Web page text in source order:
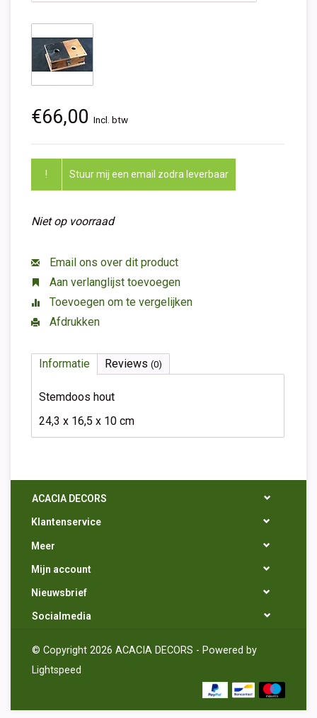
€66,00 Incl. btw
! Stuur mij een email zodra leverbaar
Niet op voorraad
Email ons over dit product
Aan verlanglijst toevoegen
Toevoegen om te vergelijken
Afdrukken
Informatie Reviews (0)
Stemdoos hout
24,3 x 16,5 x 10 cm
ACACIA DECORS
Klantenservice
Meer
Mijn account
Nieuwsbrief
Socialmedia
© Copyright 2026 ACACIA DECORS - Powered by
Lightspeed